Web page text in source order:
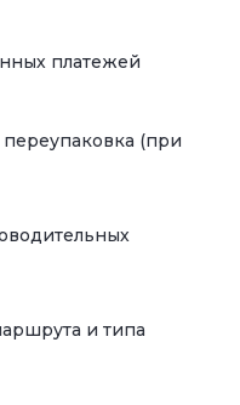
платежей
(при
и типа